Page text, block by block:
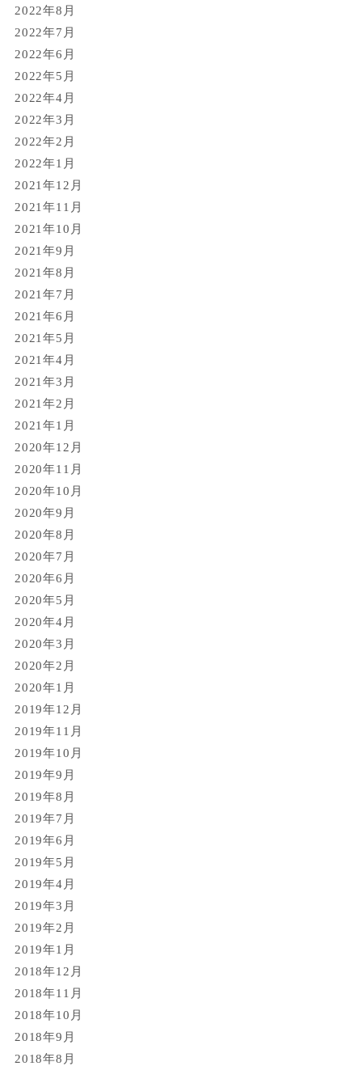
2022年8月
2022年7月
2022年6月
2022年5月
2022年4月
2022年3月
2022年2月
2022年1月
2021年12月
2021年11月
2021年10月
2021年9月
2021年8月
2021年7月
2021年6月
2021年5月
2021年4月
2021年3月
2021年2月
2021年1月
2020年12月
2020年11月
2020年10月
2020年9月
2020年8月
2020年7月
2020年6月
2020年5月
2020年4月
2020年3月
2020年2月
2020年1月
2019年12月
2019年11月
2019年10月
2019年9月
2019年8月
2019年7月
2019年6月
2019年5月
2019年4月
2019年3月
2019年2月
2019年1月
2018年12月
2018年11月
2018年10月
2018年9月
2018年8月